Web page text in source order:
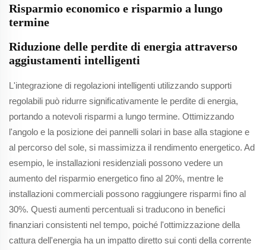
Risparmio economico e risparmio a lungo
termine
Riduzione delle perdite di energia attraverso
aggiustamenti intelligenti
L'integrazione di regolazioni intelligenti utilizzando supporti
regolabili può ridurre significativamente le perdite di energia,
portando a notevoli risparmi a lungo termine. Ottimizzando
l'angolo e la posizione dei pannelli solari in base alla stagione e
al percorso del sole, si massimizza il rendimento energetico. Ad
esempio, le installazioni residenziali possono vedere un
aumento del risparmio energetico fino al 20%, mentre le
installazioni commerciali possono raggiungere risparmi fino al
30%. Questi aumenti percentuali si traducono in benefici
finanziari consistenti nel tempo, poiché l'ottimizzazione della
cattura dell'energia ha un impatto diretto sui conti della corrente